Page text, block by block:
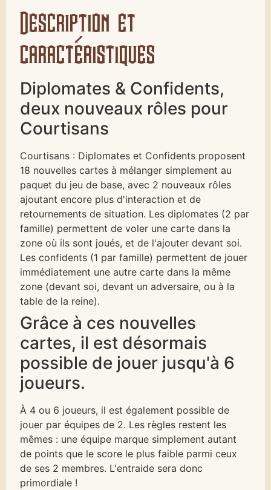
Description et
caractéristiques
Diplomates & Confidents,
deux nouveaux rôles pour
Courtisans
Courtisans : Diplomates et Confidents proposent
18 nouvelles cartes à mélanger simplement au
paquet du jeu de base, avec 2 nouveaux rôles
ajoutant encore plus d'interaction et de
retournements de situation. Les diplomates (2 par
famille) permettent de voler une carte dans la
zone où ils sont joués, et de l'ajouter devant soi.
Les confidents (1 par famille) permettent de jouer
immédiatement une autre carte dans la même
zone (devant soi, devant un adversaire, ou à la
table de la reine).
Grâce à ces nouvelles
cartes, il est désormais
possible de jouer jusqu'à 6
joueurs.
À 4 ou 6 joueurs, il est également possible de
jouer par équipes de 2. Les règles restent les
mêmes : une équipe marque simplement autant
de points que le score le plus faible parmi ceux
de ses 2 membres. L'entraide sera donc
primordiale !